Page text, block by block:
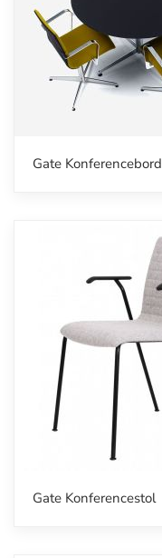
Gate Konferencebord
Gate Konferencestol